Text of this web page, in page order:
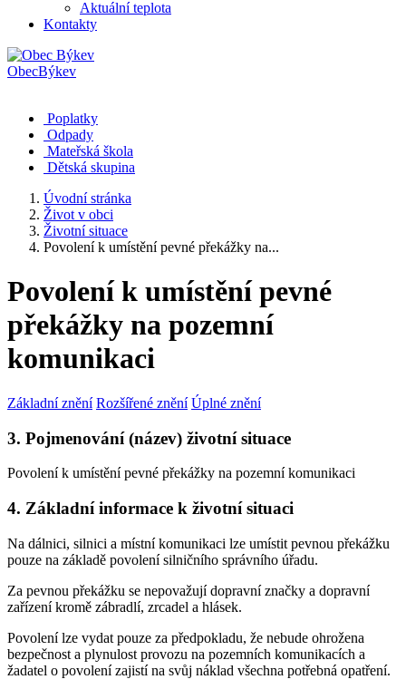
Aktuální teplota
Kontakty
ObecBýkev
Poplatky
Odpady
Mateřská škola
Dětská skupina
Úvodní stránka
Život v obci
Životní situace
Povolení k umístění pevné překážky na...
Povolení k umístění pevné
překážky na pozemní
komunikaci
Základní znění Rozšířené znění Úplné znění
3. Pojmenování (název) životní situace
Povolení k umístění pevné překážky na pozemní komunikaci
4. Základní informace k životní situaci
Na dálnici, silnici a místní komunikaci lze umístit pevnou překážku
pouze na základě povolení silničního správního úřadu.
Za pevnou překážku se nepovažují dopravní značky a dopravní
zařízení kromě zábradlí, zrcadel a hlásek.
Povolení lze vydat pouze za předpokladu, že nebude ohrožena
bezpečnost a plynulost provozu na pozemních komunikacích a
žadatel o povolení zajistí na svůj náklad všechna potřebná opatření.